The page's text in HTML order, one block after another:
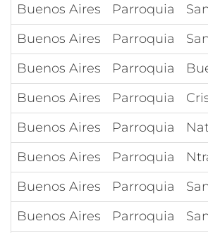
Buenos Aires
Parroquia
Buenos Aires
Parroquia
Buenos Aires
Parroquia
Buenos Aires
Parroquia
Buenos Aires
Parroquia
Buenos Aires
Parroquia
Buenos Aires
Parroquia
Buenos Aires
Parroquia